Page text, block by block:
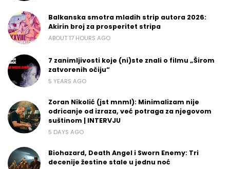
Balkanska smotra mladih strip autora 2026:
Akirin broj za prosperitet stripa
ABOUT 17 HOURS AGO
7 zanimljivosti koje (ni)ste znali o filmu „Širom
zatvorenih očiju“
5 YEARS AGO
Zoran Nikolić (jst mnml): Minimalizam nije
odricanje od izraza, već potraga za njegovom
suštinom | INTERVJU
5 DAYS AGO
Biohazard, Death Angel i Sworn Enemy: Tri
decenije žestine stale u jednu noć